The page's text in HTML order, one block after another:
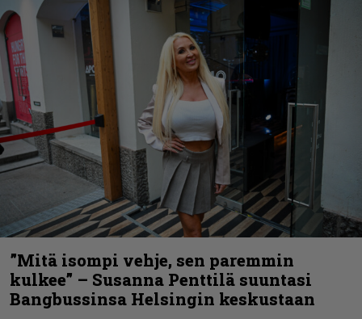
”Mitä isompi vehje, sen paremmin
kulkee” – Susanna Penttilä suuntasi
Bangbussinsa Helsingin keskustaan